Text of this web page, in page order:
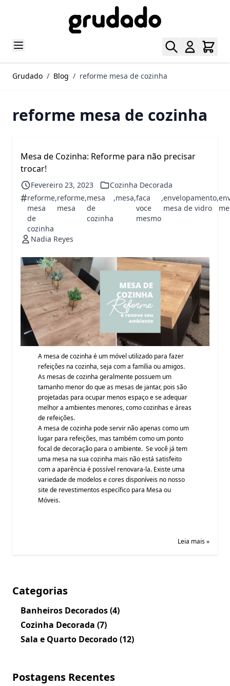
Grudado / Blog / reforme mesa de cozinha
reforme mesa de cozinha
Mesa de Cozinha: Reforme para não precisar
trocar!
Fevereiro 23, 2023 Cozinha Decorada
#reforme
mesa
de
cozinha
,reforme
mesa
,mesa
de
cozinha
,mesa,faca
voce
mesmo
,envelopamento
mesa de vidro
,
Nadia Reyes
A mesa de cozinha é um móvel utilizado para fazer
refeições na cozinha, seja com a família ou amigos.
As mesas de cozinha geralmente possuem um
tamanho menor do que as mesas de jantar, pois são
projetadas para ocupar menos espaço e se adequar
melhor a ambientes menores, como cozinhas e áreas
de refeições.
A mesa de cozinha pode servir não apenas como um
lugar para refeições, mas também como um ponto
focal de decoração para o ambiente. Se você já tem
uma mesa na sua cozinha mais não está satisfeito
com a aparência é possível renovara-la. Existe uma
variedade de modelos e cores disponíveis no nosso
site de revestimentos específico para Mesa ou
Móveis.
Leia mais »
Categorias
Banheiros Decorados(4)
Cozinha Decorada (7)
Sala e Quarto Decorado(12)
Postagens Recentes